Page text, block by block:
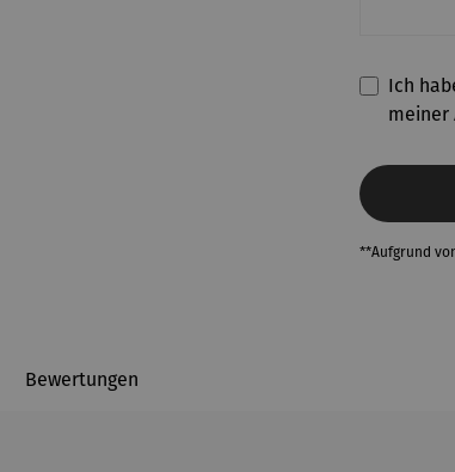
Ich
meiner
**Aufgrund
Bewertungen